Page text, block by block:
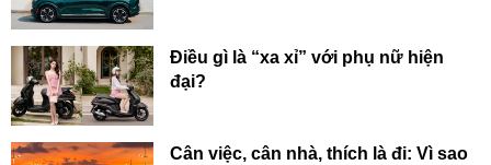
Điều gì là “xa xỉ” với phụ nữ hiện
đại?
Cân việc, cân nhà, thích là đi: Vì sao